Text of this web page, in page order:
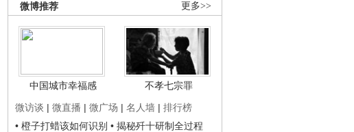
更多>>
微博推荐
中国城市幸福感
不孝七宗罪
微访谈 | 微直播 | 微广场 | 名人墙 | 排行榜
• 橙子打蜡该如何识别 • 揭秘歼十研制全过程